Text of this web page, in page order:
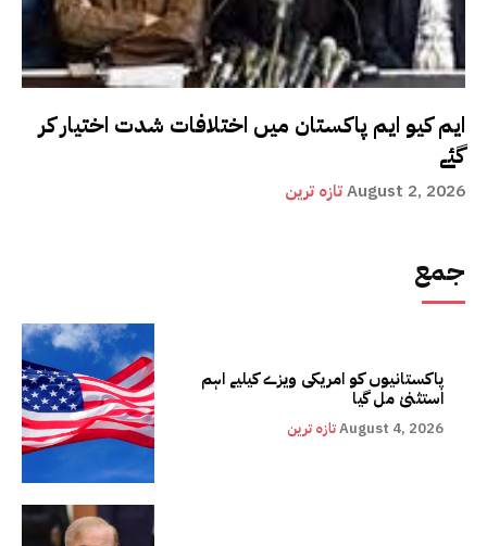
ایم کیو ایم پاکستان میں اختلافات شدت اختیار کر
گئے
تازہ ترینAugust 2, 2026
جمع
پاکستانیوں کو امریکی ویزے کیلیے اہم
استثنیٰ مل گیا
تازہ ترینAugust 4, 2026